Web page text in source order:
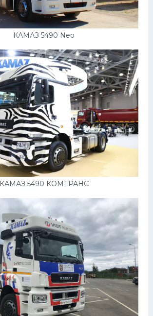
КАМАЗ 5490 Neo
КАМАЗ 5490 КОМТРАНС